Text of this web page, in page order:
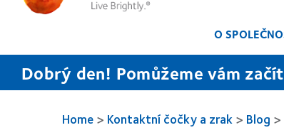
O
Dobrý den! Pomůžeme vám
Home> Kontaktní čočky a zrak> Blog >